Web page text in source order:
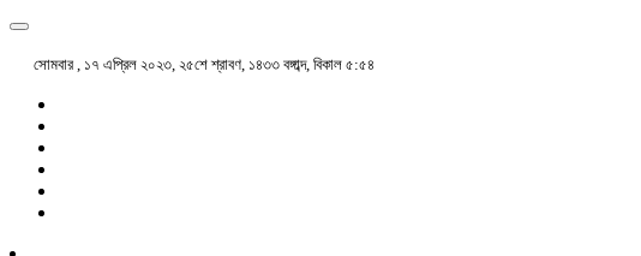
সোমবার , ১৭ এপ্রিল ২০২৩, ২৫শে শ্রাবণ, ১৪৩৩ বঙ্গাব্দ, বিকাল ৫:৫৪